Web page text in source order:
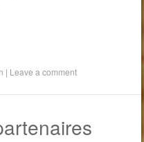
| Leave a comment